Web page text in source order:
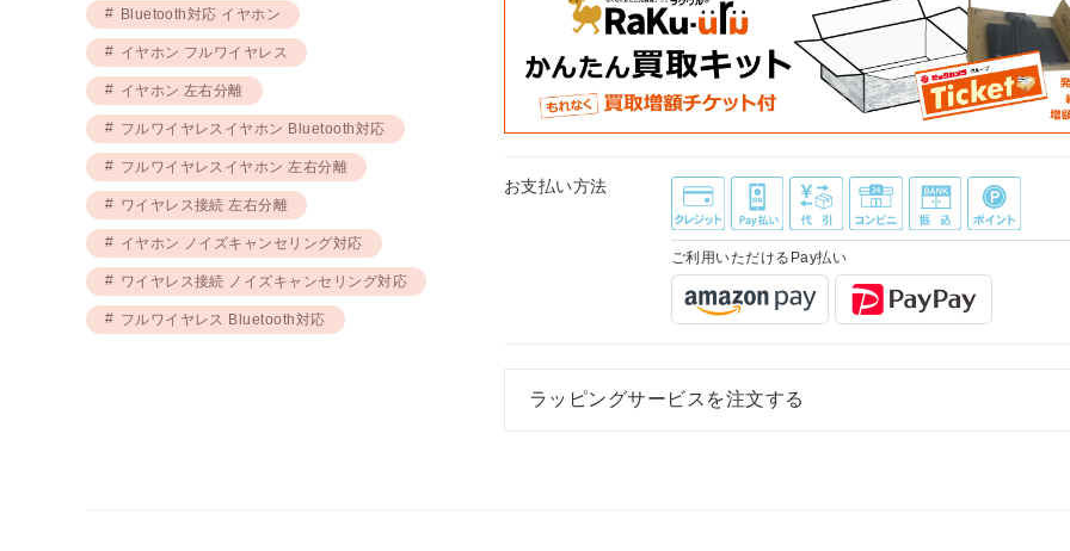
お支払い方法
ご利用いただけるPay払い
ラッピングサービスを注文する
Bluetooth対応 イヤホン
イヤホン フルワイヤレス
イヤホン 左右分離
フルワイヤレスイヤホン Bluetooth対応
フルワイヤレスイヤホン 左右分離
ワイヤレス接続 左右分離
イヤホン ノイズキャンセリング対応
ワイヤレス接続 ノイズキャンセリング対応
フルワイヤレス Bluetooth対応